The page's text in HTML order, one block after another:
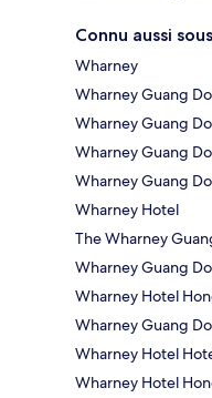
Connu aussi
Wharney
Wharney Guang
Wharney Guang
Wharney Guang
Wharney Guang
Wharney Hotel
The Wharney
Wharney Guang
Wharney Hotel
Wharney Guang
Wharney Hotel
Wharney Hotel